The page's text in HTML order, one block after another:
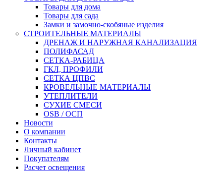
Товары для дома
Товары для сада
Замки и замочно-скобяные изделия
СТРОИТЕЛЬНЫЕ МАТЕРИАЛЫ
ДРЕНАЖ И НАРУЖНАЯ КАНАЛИЗАЦИЯ
ПОЛИФАСАД
СЕТКА-РАБИЦА
ГКЛ, ПРОФИЛИ
СЕТКА ЦПВС
КРОВЕЛЬНЫЕ МАТЕРИАЛЫ
УТЕПЛИТЕЛИ
СУХИЕ СМЕСИ
OSB / ОСП
Новости
О компании
Контакты
Личный кабинет
Покупателям
Расчет освещения